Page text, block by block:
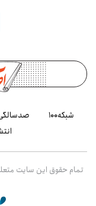
شبکه۱۰۰
تمام حقوق این سایت